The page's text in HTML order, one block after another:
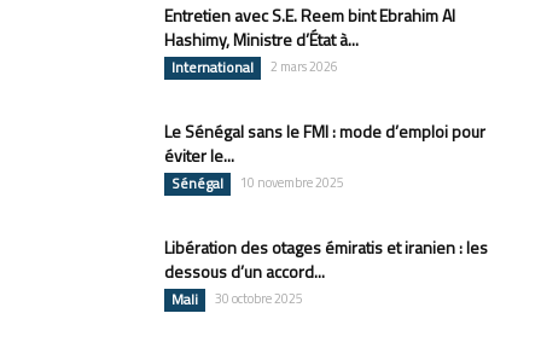
Entretien avec S.E. Reem bint Ebrahim Al
Hashimy, Ministre d’État à...
International 2 mars 2026
Le Sénégal sans le FMI : mode d’emploi pour
éviter le...
Sénégal 10 novembre 2025
Libération des otages émiratis et iranien : les
dessous d’un accord...
Mali 30 octobre 2025